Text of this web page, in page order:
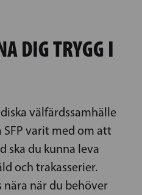
DIG TRYGG I
välfärdssamhälle
SFP varit med om att
ska du kunna leva
och trakasserier.
nära när du behöver